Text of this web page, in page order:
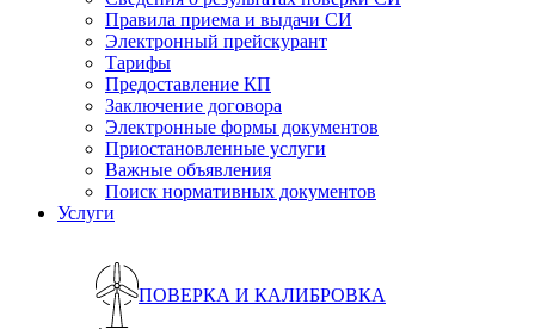
Правила приема и выдачи СИ
Электронный прейскурант
Тарифы
Предоставление КП
Заключение договора
Электронные формы документов
Приостановленные услуги
Важные объявления
Поиск нормативных документов
Услуги
ПОВЕРКА И КАЛИБРОВКА